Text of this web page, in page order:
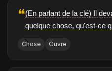
❝(En parlant de la clé) Il
quelque chose, qu'est-ce
Chose Ouvre